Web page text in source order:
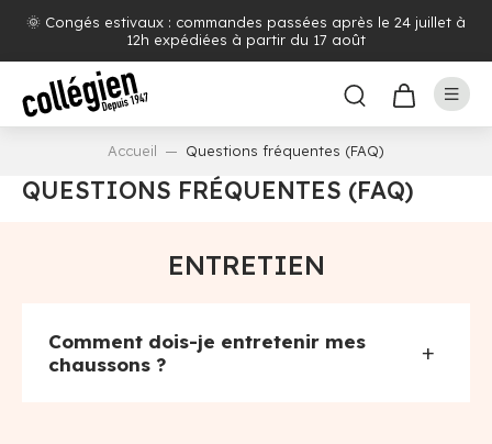
🌞 Congés estivaux : commandes passées après le 24 juillet à
12h expédiées à partir du 17 août
Accueil Questions fréquentes (FAQ)
QUESTIONS FRÉQUENTES (FAQ)
ENTRETIEN
Comment dois-je entretenir mes
chaussons ?
+